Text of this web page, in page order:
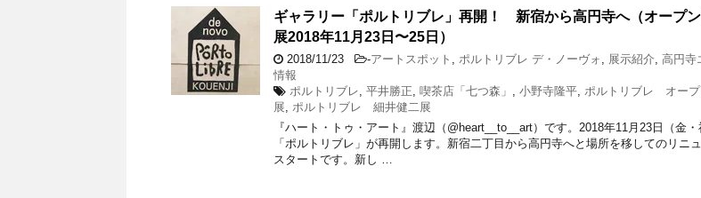
ギャラリー「ポルトリブレ」再開！ 新宿から高円寺へ（オープ
展2018年11月23日〜25日）
2018/11/23 -アートスポット , ポルトリブレ デ・ノーヴォ , 展示紹介, 高円寺
情報
ポルトリブレ, 平井勝正, 喫茶店「七つ森」 , 小野寺隆平, ポルトリブレ オープ
展, ポルトリブレ 細井健二展
『ハート・トゥ・アート』渡辺（@heart__to__art）です。2018年11月23日（金・
「ポルトリブレ」が再開します。新宿二丁目から高円寺へと場所を移してのリニ
スタートです。新し …